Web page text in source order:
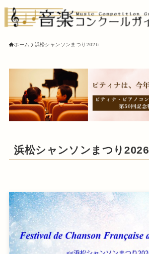
ホーム 浜松シャンソンまつり2026
浜松シャンソンまつり2026